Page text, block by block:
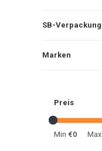
SB-Verpackung
Marken
Preis
Min €0 Max